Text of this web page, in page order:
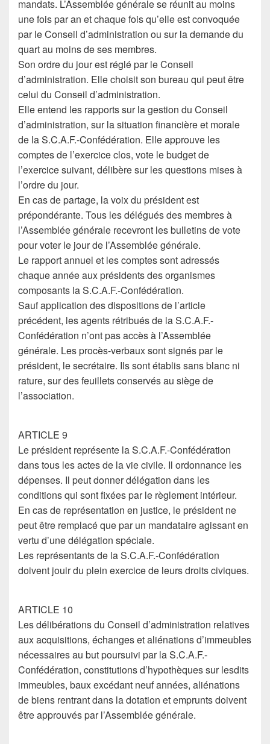
mandats. L’Assemblée générale se réunit au moins
une fois par an et chaque fois qu’elle est convoquée
par le Conseil d’administration ou sur la demande du
quart au moins de ses membres.
Son ordre du jour est réglé par le Conseil
d’administration. Elle choisit son bureau qui peut être
celui du Conseil d’administration.
Elle entend les rapports sur la gestion du Conseil
d’administration, sur la situation financière et morale
de la S.C.A.F.-Confédération. Elle approuve les
comptes de l’exercice clos, vote le budget de
l’exercice suivant, délibère sur les questions mises à
l’ordre du jour.
En cas de partage, la voix du président est
prépondérante. Tous les délégués des membres à
l’Assemblée générale recevront les bulletins de vote
pour voter le jour de l’Assemblée générale.
Le rapport annuel et les comptes sont adressés
chaque année aux présidents des organismes
composants la S.C.A.F.-Confédération.
Sauf application des dispositions de l’article
précédent, les agents rétribués de la S.C.A.F.-
Confédération n’ont pas accès à l’Assemblée
générale. Les procès-verbaux sont signés par le
président, le secrétaire. Ils sont établis sans blanc ni
rature, sur des feuillets conservés au siège de
l’association.
ARTICLE 9
Le président représente la S.C.A.F.-Confédération
dans tous les actes de la vie civile. Il ordonnance les
dépenses. Il peut donner délégation dans les
conditions qui sont fixées par le règlement intérieur.
En cas de représentation en justice, le président ne
peut être remplacé que par un mandataire agissant en
vertu d’une délégation spéciale.
Les représentants de la S.C.A.F.-Confédération
doivent jouir du plein exercice de leurs droits civiques.
ARTICLE 10
Les délibérations du Conseil d’administration relatives
aux acquisitions, échanges et aliénations d’immeubles
nécessaires au but poursuivi par la S.C.A.F.-
Confédération, constitutions d’hypothèques sur lesdits
immeubles, baux excédant neuf années, aliénations
de biens rentrant dans la dotation et emprunts doivent
être approuvés par l’Assemblée générale.